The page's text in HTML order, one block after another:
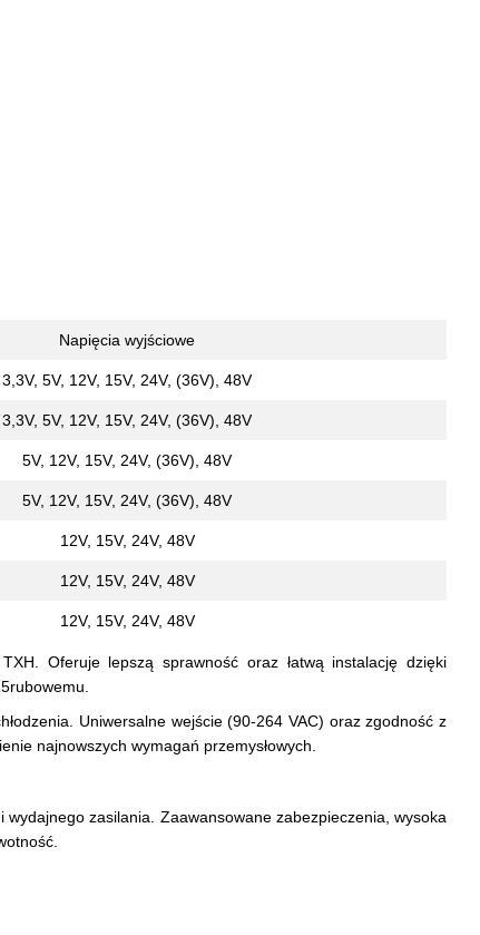
Napięcia wyjściowe
3,3V, 5V, 12V, 15V, 24V, (36V), 48V
3,3V, 5V, 12V, 15V, 24V, (36V), 48V
5V, 12V, 15V, 24V, (36V), 48V
5V, 12V, 15V, 24V, (36V), 48V
12V, 15V, 24V, 48V
12V, 15V, 24V, 48V
12V, 15V, 24V, 48V
Oferuje lepszą sprawność oraz łatwą instalację dzięki
Uniwersalne wejście (90-264 VAC) oraz zgodność z
najnowszych wymagań przemysłowych.
zasilania. Zaawansowane zabezpieczenia, wysoka